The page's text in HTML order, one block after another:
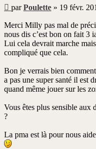
Message
non
lu
parPoulette » 19 févr.
Merci Milly pas mal de
nous dis c’est bon on fait 3
Lui cela devrait marche
compliqué que cela.
Bon je verrais bien
a pas une super santé il est
quand même jouer sur les
Vous êtes plus sensible aux
?
La pma est là pour nous